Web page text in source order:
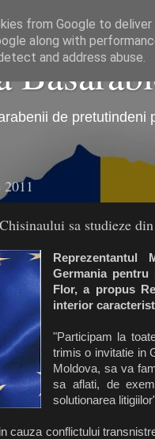
de
2011
sa studieze
Germania pentru
Flor, a propus
interior
"Participam la
trimis o invitatie in
Moldova, sa va
sa aflati, de
solutionarea
cauza conflictului
from Google to
along with
and address abuse.